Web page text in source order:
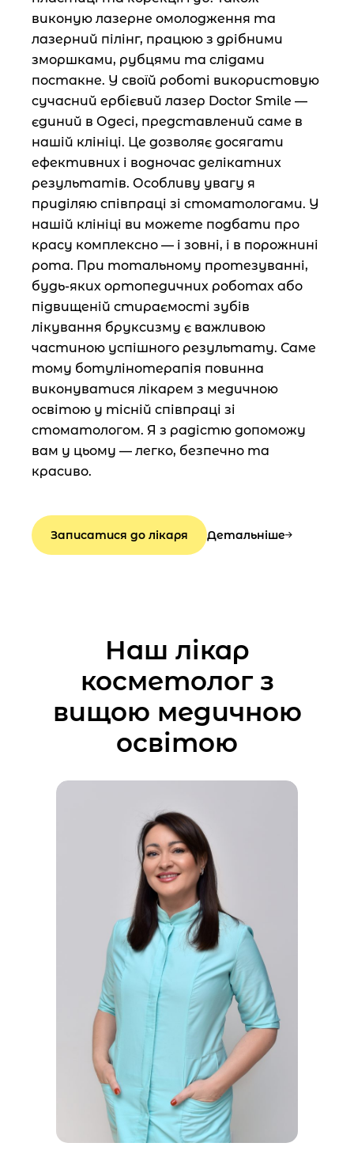
виконую лазерне омолодження та
лазерний пілінг, працюю з дрібними
зморшками, рубцями та слідами
постакне. У своїй роботі використовую
сучасний ербієвий лазер Doctor Smile —
єдиний в Одесі, представлений саме в
нашій клініці. Це дозволяє досягати
ефективних і водночас делікатних
результатів. Особливу увагу я
приділяю співпраці зі стоматологами. У
нашій клініці ви можете подбати про
красу комплексно — і зовні, і в порожнині
рота. При тотальному протезуванні,
будь-яких ортопедичних роботах або
підвищеній стираємості зубів
лікування бруксизму є важливою
частиною успішного результату. Саме
тому ботулінотерапія повинна
виконуватися лікарем з медичною
освітою у тісній співпраці зі
стоматологом. Я з радістю допоможу
вам у цьому — легко, безпечно та
красиво.
Записатися до лікаря Детальніше
Наш лікар
косметолог з
вищою медичною
освітою